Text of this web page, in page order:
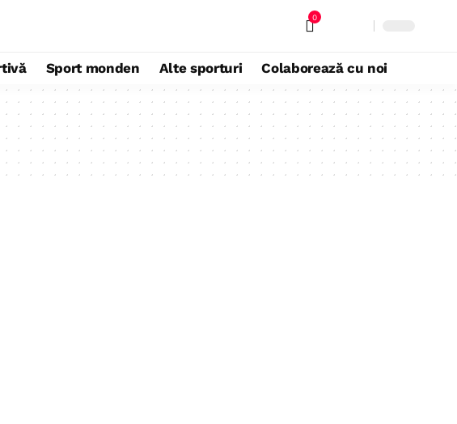
0
Sport monden Alte sporturi Colaborează cu noi